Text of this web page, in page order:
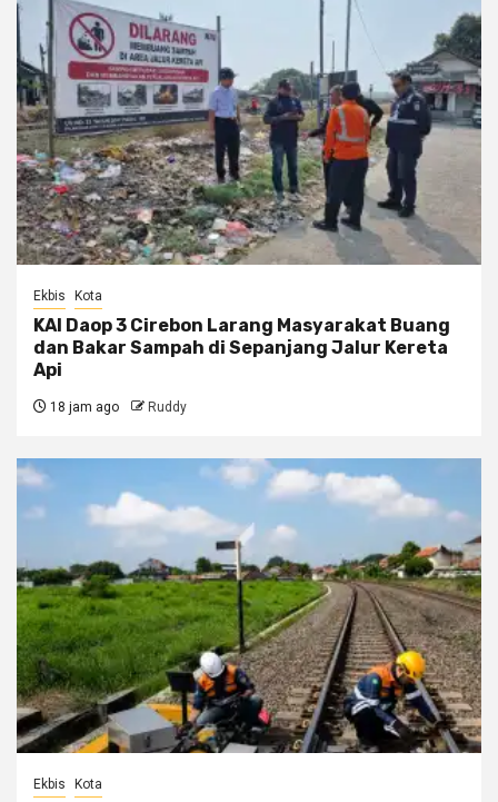
Ekbis Kota
KAI Daop 3 Cirebon Larang Masyarakat Buang
dan Bakar Sampah di Sepanjang Jalur Kereta
Api
18 jam ago Ruddy
Ekbis Kota